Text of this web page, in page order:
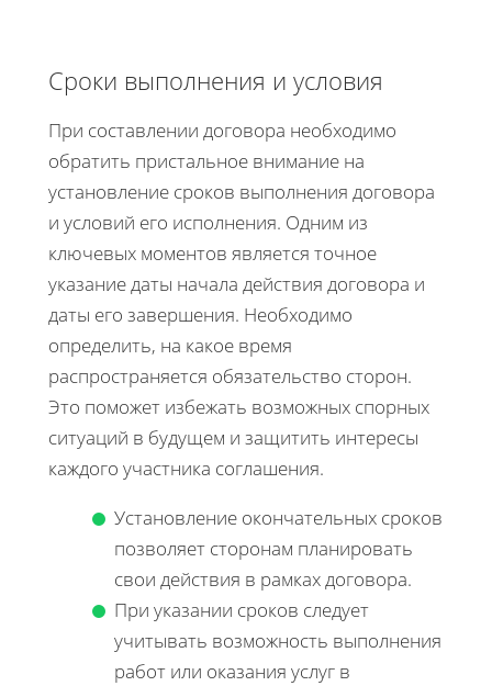
Сроки выполнения и условия
При составлении договора необходимо
обратить пристальное внимание на
установление сроков выполнения договора
и условий его исполнения. Одним из
ключевых моментов является точное
указание даты начала действия договора и
даты его завершения. Необходимо
определить, на какое время
распространяется обязательство сторон.
Это поможет избежать возможных спорных
ситуаций в будущем и защитить интересы
каждого участника соглашения.
Установление окончательных сроков
позволяет сторонам планировать
свои действия в рамках договора.
При указании сроков следует
учитывать возможность выполнения
работ или оказания услуг в